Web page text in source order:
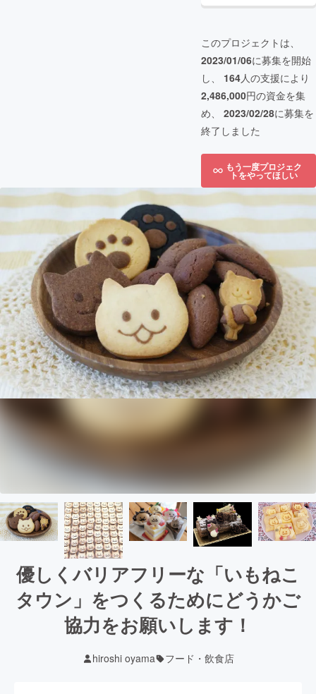
このプロジェクトは、
2023/01/06に募集を開始
し、 164人の支援により
2,486,000円の資金を集
め、 2023/02/28に募集を
終了しました
もう一度プロジェク
トをやってほしい
優しくバリアフリーな「いもねこ
タウン」をつくるためにどうかご
協力をお願いします！
hiroshi oyama フード・飲食店